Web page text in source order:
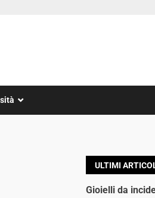
ULTIMI
Gioielli da